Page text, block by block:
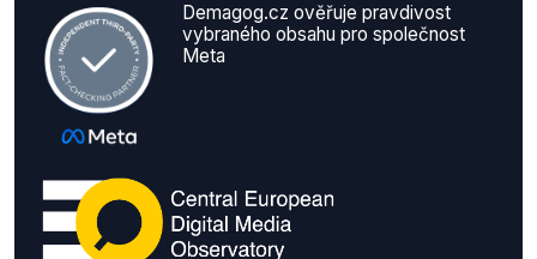
Demagog.cz ověřuje pravdivost
vybraného obsahu pro společnost
Meta